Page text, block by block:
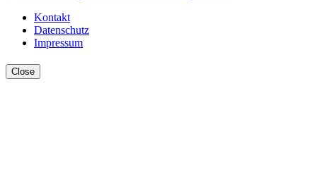
Kontakt
Datenschutz
Impressum
Close